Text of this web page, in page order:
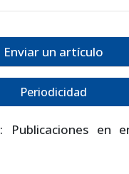
Enviar un artículo
Periodicidad
: Publicaciones en